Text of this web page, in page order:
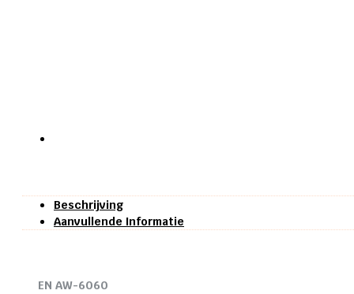
Beschrijving
Aanvullende Informatie
EN AW-6060